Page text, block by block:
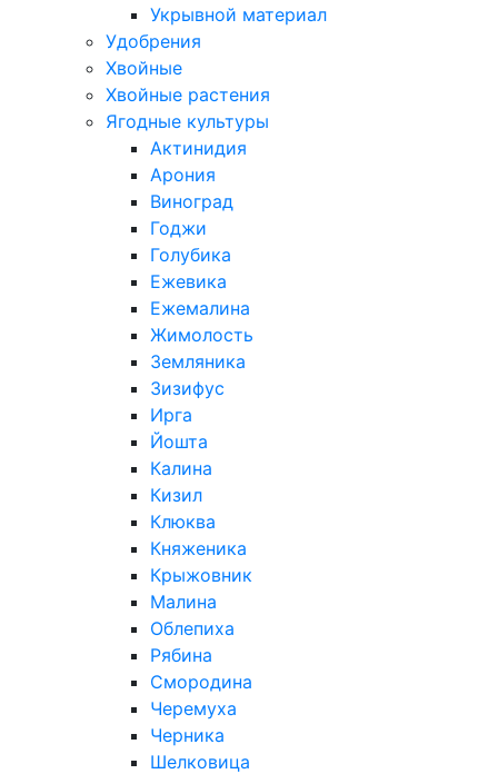
Укрывной материал
Удобрения
Хвойные
Хвойные растения
Ягодные культуры
Актинидия
Арония
Виноград
Годжи
Голубика
Ежевика
Ежемалина
Жимолость
Земляника
Зизифус
Ирга
Йошта
Калина
Кизил
Клюква
Княженика
Крыжовник
Малина
Облепиха
Рябина
Смородина
Черемуха
Черника
Шелковица